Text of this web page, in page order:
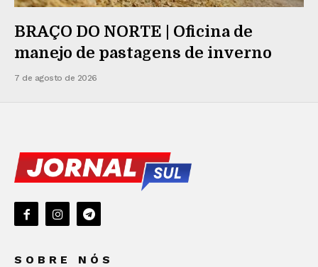
BRAÇO DO NORTE | Oficina de
manejo de pastagens de inverno
7 de agosto de 2026
SOBRE NÓS